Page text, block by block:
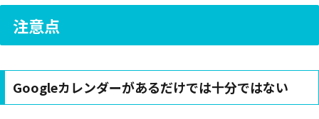
注意点
Googleカレンダーがあるだけでは十分ではない